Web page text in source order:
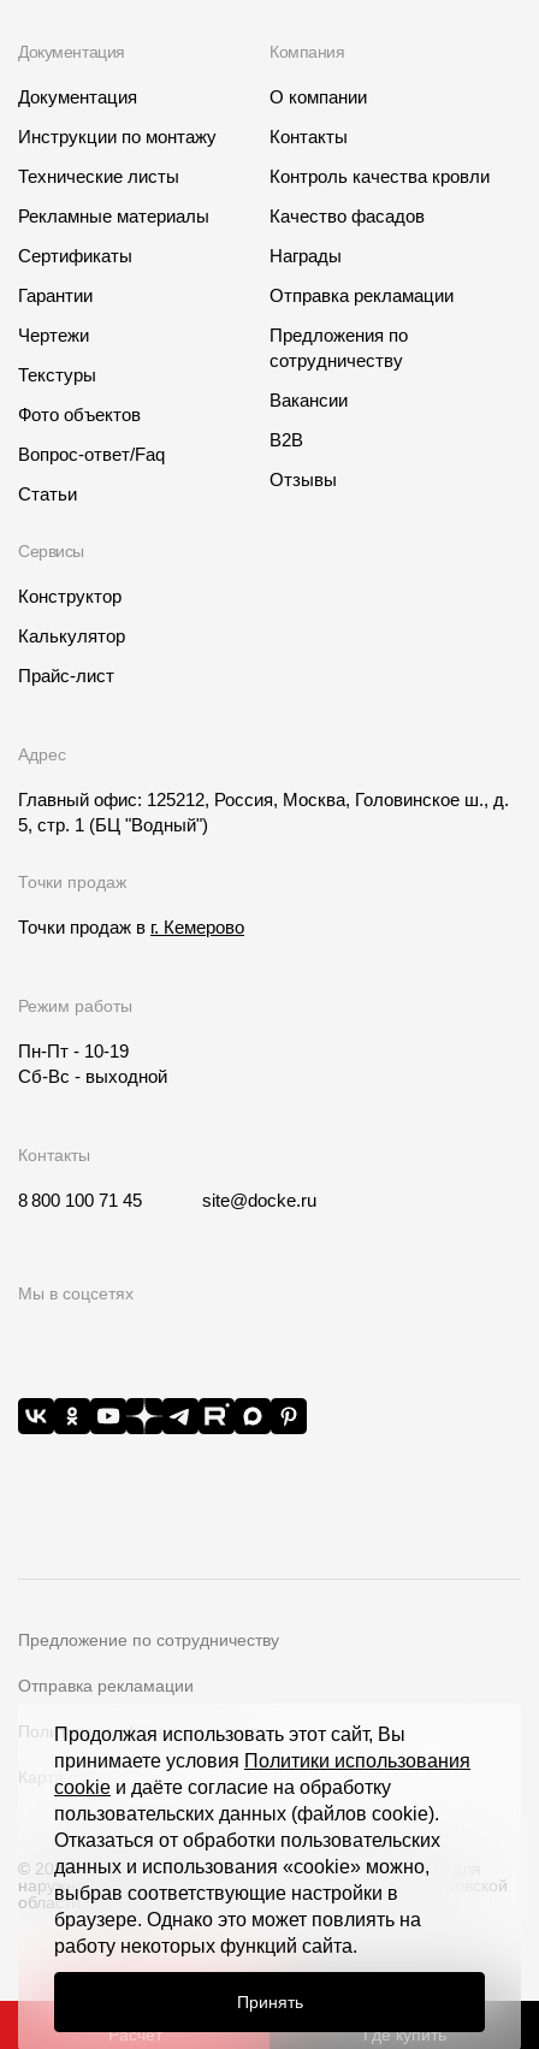
Вопрос-ответ/Faq
Статьи
Сервисы
Конструктор
Калькулятор
Цены
Компания
Контроль качества кровли
Качество фасадов
Предложения по сотрудничеству
Вакансии
B2B
Отзывы
Кемеровская область
125212, Россия, Москва, Головинское ш., д. 5, стр. 1
Пн-Пт - 10-19
Сб-Вс - выходной
Документация
Документация
Инструкции по монтажу
Технические листы
Рекламные материалы
Сертификаты
Гарантии
Чертежи
Текстуры
Фото объектов
Вопрос-ответ/Faq
Статьи
Сервисы
Конструктор
Калькулятор
Прайс-лист
Компания
О компании
Контакты
Контроль качества кровли
Качество фасадов
Награды
Отправка рекламации
Предложения по
сотрудничеству
Вакансии
B2B
Отзывы
Адрес
Главный офис: 125212, Россия, Москва, Головинское ш., д.
5, стр. 1 (БЦ "Водный")
Точки продаж
Точки продаж в г. Кемерово
Режим работы
Пн-Пт - 10-19
Сб-Вс - выходной
Контакты
8 800 100 71 45 site@docke.ru
Мы в соцсетях
Предложение по сотрудничеству
Отправка рекламации
Политика конфиденциальности
Карта сайта
© 2026 ООО «Дёке Экстружн» - производство товаров для
наружной отделки загородных домов и кровли в Кемеровской
области и по всей РФ
Расчет Где купить
Продолжая использовать этот сайт, Вы
принимаете условия Политики использования
cookie и даёте согласие на обработку
пользовательских данных (файлов cookie).
Отказаться от обработки пользовательских
данных и использования «cookie» можно,
выбрав соответствующие настройки в
браузере. Однако это может повлиять на
работу некоторых функций сайта.
Принять